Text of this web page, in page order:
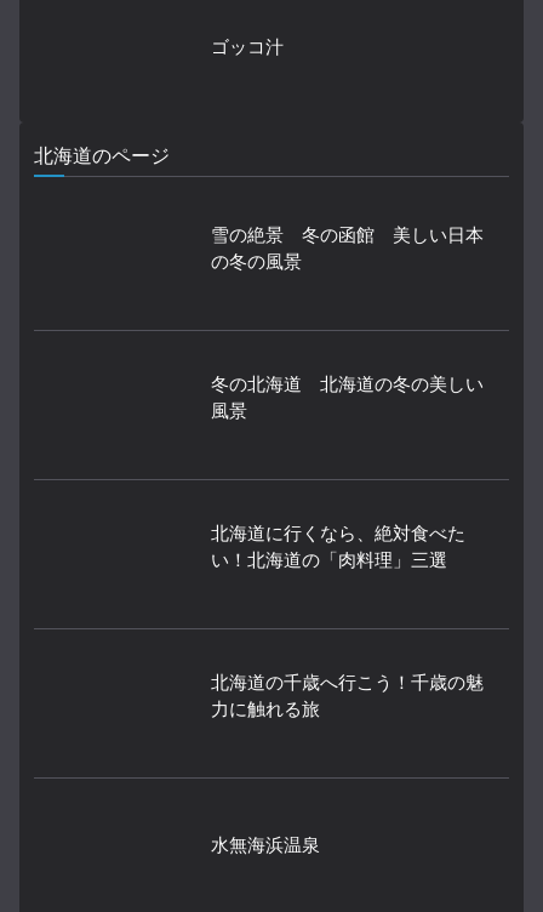
ゴッコ汁
北海道のページ
雪の絶景 冬の函館 美しい日本
の冬の風景
冬の北海道 北海道の冬の美しい
風景
北海道に行くなら、絶対食べた
い！北海道の「肉料理」三選
北海道の千歳へ行こう！千歳の魅
力に触れる旅
水無海浜温泉